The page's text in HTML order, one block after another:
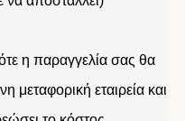
η παραγγελία σας θα
μεταφορική εταιρεία και